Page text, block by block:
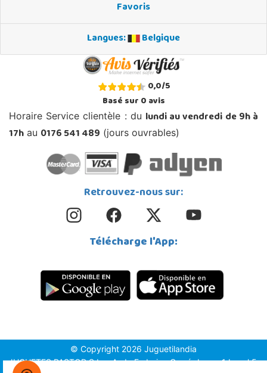
Favoris
Langues:
Belgique
0,0/5
Basé sur0avis
Horaire Service clientèle : du lundi au vendredi de 9h à
17h au 0176 541 489 (jours ouvrables)
Retrouvez-nous sur:
Télécharge l'App:
© Copyright 2026 Juguetilandia
JUGUETES PASTOR S.L. - Avda.Federico García Lorca 1 Local 5,